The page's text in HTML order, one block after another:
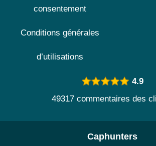
consentement
Conditions générales
d’utilisations
4.9
49317 commentaires des
Caphunters